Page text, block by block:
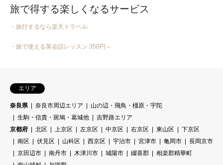
旅で得する楽しくなるサービス
・旅行するなら楽天トラベル
・旅で使える英会話レッスン 350円～
エリア
奈良県 奈良市周辺エリア
山の辺・飛鳥・橿原・宇陀
生駒・信貴・斑鳩・葛城他
吉野路エリア
京都府
北区 上京区 左京区 中京区 右京区 東山区
下京区
南区
伏見区 山科区 西京区 宇治市 宮津市 亀岡市
長岡京市
京田辺市
南丹市 木津川市 城陽市 綴喜郡
相楽郡精華町